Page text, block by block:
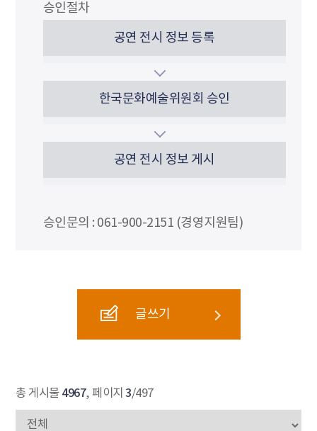
승인절차
공연 전시 정보 등록
한국문화예술위원회 승인
공연 전시 정보 게시
승인문의 : 061-900-2151 (경영지원팀)
글쓰기
총 게시물 4967, 페이지 3/497